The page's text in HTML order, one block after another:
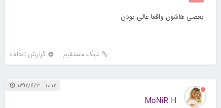
بعضی هاشون واقعا عالی بودن
لینک مستقیم گزارش تخلف
۱۰:۱۲ ۱۳۹۲/۶/۳
MoNiR H